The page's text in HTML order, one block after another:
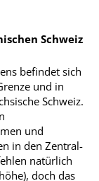
Schweiz
befindet sich
und in
Schweiz.
und
in den Zentral­
natürlich
doch das